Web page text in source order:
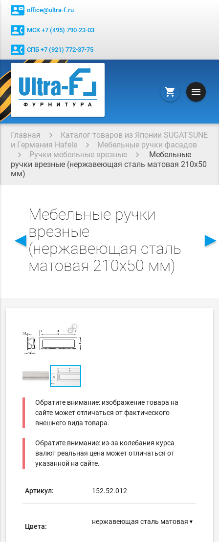
contact_mail office@ultra-f.ru
contact_phone МСК +7 (495) 790-23-03
contact_phone СПБ +7 (921) 772-37-75
shopping_cart menu
Главная
Каталог товаров из Японии SUGATSUNE
и Германия Hafele
Мебельные ручки фасадов
Ручки мебельные врезные
Мебельные
ручки врезные (нержавеющая сталь матовая 210x50
мм)
◄
Мебельные ручки
врезные
(нержавеющая сталь
матовая 210x50 мм)
Обратите внимание: изображение товара на
сайте может отличаться от фактического
внешнего вида товара.
Обратите внимание: из-за колебания курса
валют реальная цена может отличаться от
указанной на сайте.
Артикул: 152.52.012
Цвета:
▼